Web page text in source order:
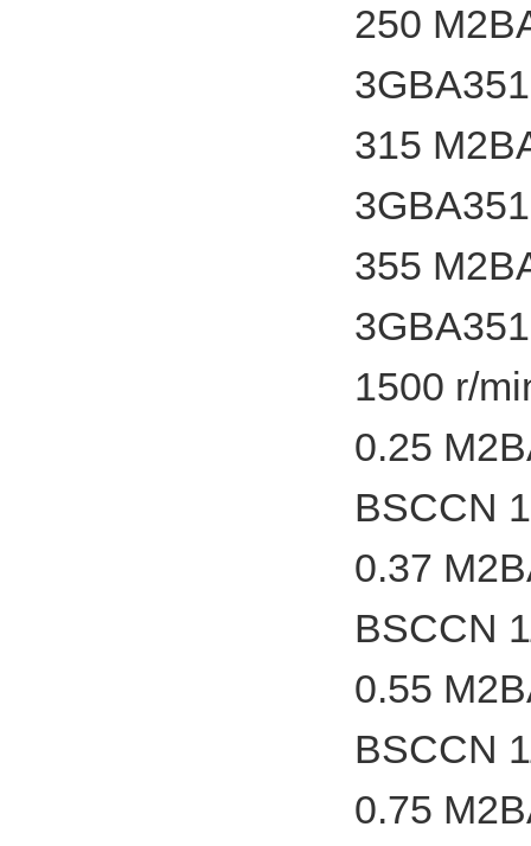
250
315
355
1500 r/
0.25
BSCCN
0.37
BSCCN
0.55
BSCCN
0.75